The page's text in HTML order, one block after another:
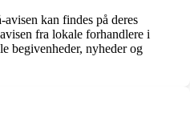
kan findes på deres
fra lokale forhandlere i
begivenheder, nyheder og